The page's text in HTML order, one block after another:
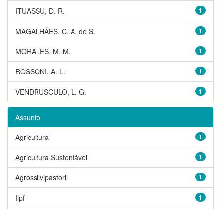
1
ITUASSU, D. R.
1
MAGALHÃES, C. A. de S.
1
MORALES, M. M.
1
ROSSONI, A. L.
1
VENDRUSCULO, L. G.
Assunto
1
Agricultura
1
Agricultura Sustentável
1
Agrossilvipastoril
1
Ilpf